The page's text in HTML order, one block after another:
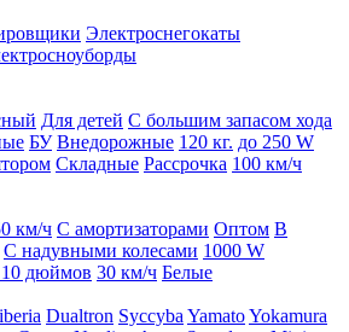
Электроснегокаты
Для детей С большим запасом хода
БУ Внедорожные 120 кг. до 250 W
Складные Рассрочка 100 км/ч
км/ч С амортизаторами Оптом В
С надувными колесами 1000 W
дюймов 30 км/ч Белые
Dualtron Syccyba YamatoYokamura